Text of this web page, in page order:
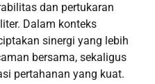
dan pertukaran
Dalam konteks
sinergi yang lebih
bersama, sekaligus
pertahanan yang kuat.